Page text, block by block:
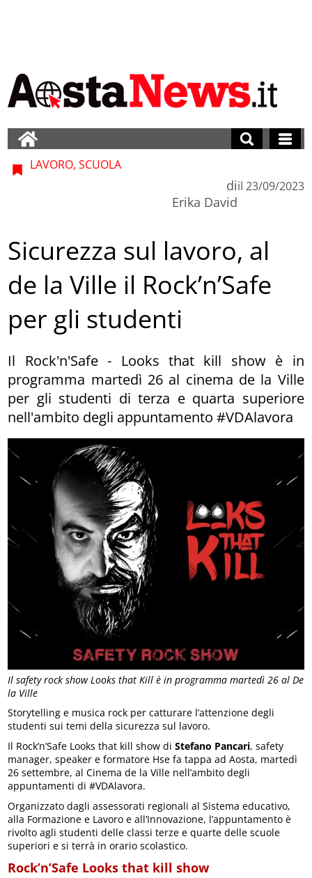
Il safety rock show Looks that Kill è in programma martedì 26 al De
la Ville
LAVORO, SCUOLA
di
Erika David
il 23/09/2023
Sicurezza sul lavoro, al
de la Ville il Rock’n’Safe
per gli studenti
Il Rock'n'Safe - Looks that kill show è in
programma martedì 26 al cinema de la Ville
per gli studenti di terza e quarta superiore
nell'ambito degli appuntamento #VDAlavora
Storytelling e musica rock per catturare l’attenzione degli
studenti sui temi della sicurezza sul lavoro.
Il Rock’n’Safe Looks that kill show di Stefano Pancari, safety
manager, speaker e formatore Hse fa tappa ad Aosta, martedì
26 settembre, al Cinema de la Ville nell’ambito degli
appuntamenti di #VDAlavora.
Organizzato dagli assessorati regionali al Sistema educativo,
alla Formazione e Lavoro e all’Innovazione, l’appuntamento è
rivolto agli studenti delle classi terze e quarte delle scuole
superiori e si terrà in orario scolastico.
Rock’n’Safe Looks that kill show